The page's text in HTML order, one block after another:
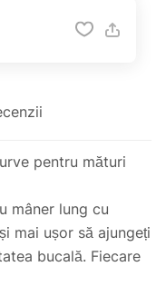
pentru mături
mâner lung cu
mai ușor să ajungeți
bucală. Fiecare